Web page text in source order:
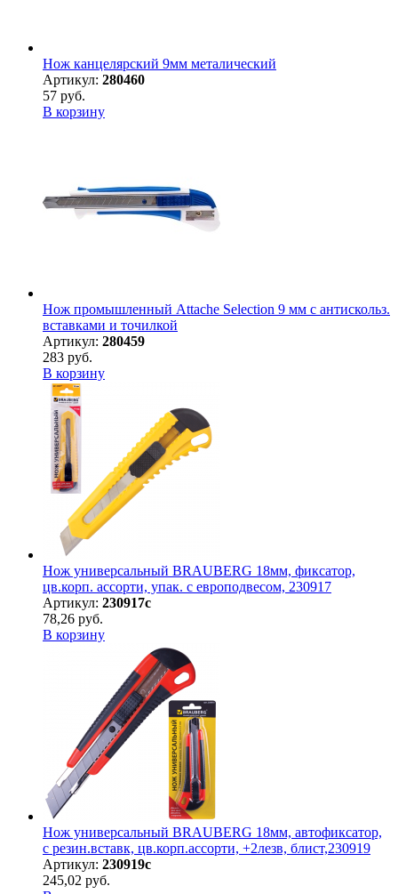
Нож канцелярский 9мм металический
Артикул: 280460
57 руб.
В корзину
Нож промышленный Attache Selection 9 мм с антискольз.
вставками и точилкой
Артикул: 280459
283 руб.
В корзину
Нож универсальный BRAUBERG 18мм, фиксатор,
цв.корп. ассорти, упак. с европодвесом, 230917
Артикул: 230917с
78,26 руб.
В корзину
Нож универсальный BRAUBERG 18мм, автофиксатор,
с резин.вставк, цв.корп.ассорти, +2лезв, блист,230919
Артикул: 230919с
245,02 руб.